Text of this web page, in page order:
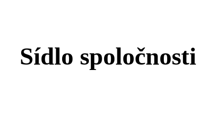
Sídlo spoločnosti